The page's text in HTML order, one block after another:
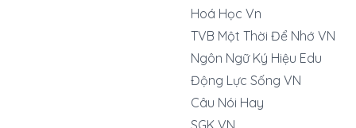
Hoá Học Vn
TVB Một Thời Để Nhớ VN
Ngôn Ngữ Ký Hiệu Edu
Động Lực Sống VN
Câu Nói Hay
SGK VN